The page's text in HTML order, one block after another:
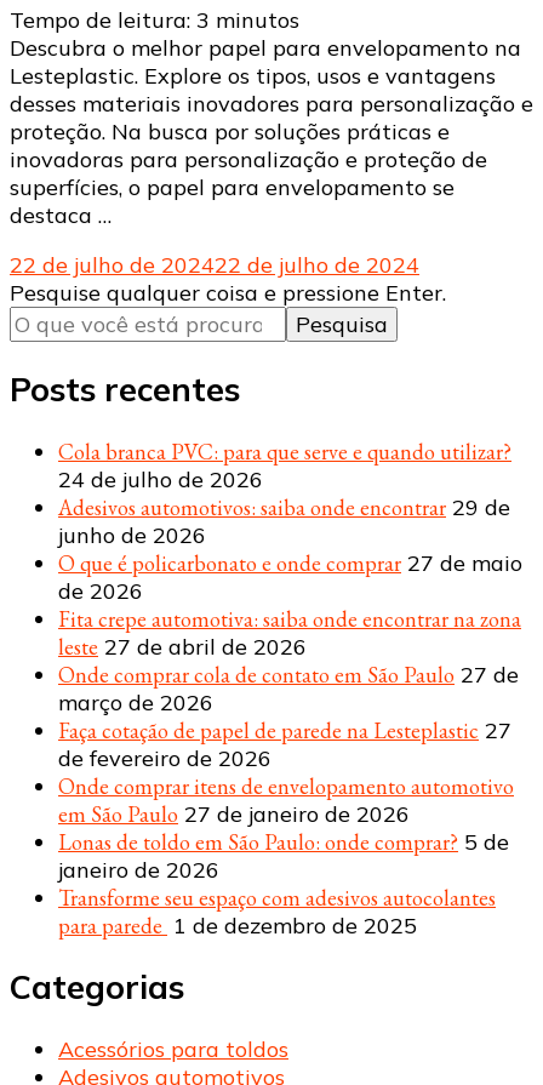
Tempo de leitura: 3 minutos
Descubra o melhor papel para envelopamento na
Lesteplastic. Explore os tipos, usos e vantagens
desses materiais inovadores para personalização e
proteção. Na busca por soluções práticas e
inovadoras para personalização e proteção de
superfícies, o papel para envelopamento se
destaca …
22 de julho de 202422 de julho de 2024
Procurando
algo?
Pesquise qualquer coisa e pressione Enter.
Posts recentes
Cola branca PVC: para que serve e quando utilizar?
24 de julho de 2026
Adesivos automotivos: saiba onde encontrar 29 de
junho de 2026
O que é policarbonato e onde comprar 27 de maio
de 2026
Fita crepe automotiva: saiba onde encontrar na zona
leste 27 de abril de 2026
Onde comprar cola de contato em São Paulo 27 de
março de 2026
Faça cotação de papel de parede na Lesteplastic 27
de fevereiro de 2026
Onde comprar itens de envelopamento automotivo
em São Paulo 27 de janeiro de 2026
Lonas de toldo em São Paulo: onde comprar? 5 de
janeiro de 2026
Transforme seu espaço com adesivos autocolantes
para parede 1 de dezembro de 2025
Categorias
Acessórios para toldos
Adesivos automotivos